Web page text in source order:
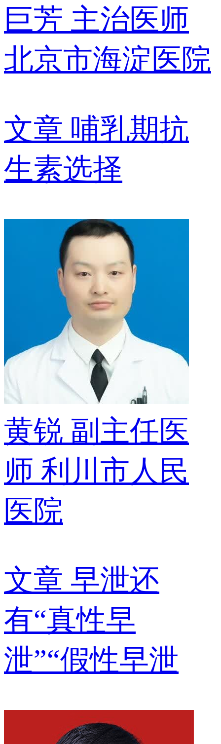
巨芳 主治医师
北京市海淀医院
文章 哺乳期抗
生素选择
黄锐 副主任医
师 利川市人民
医院
文章 早泄还
有“真性早
泄”“假性早泄